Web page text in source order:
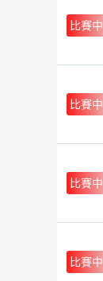
比賽中
比賽中
比賽中
比賽中